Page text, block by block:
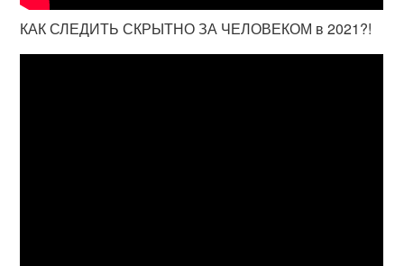
КАК СЛЕДИТЬ СКРЫТНО ЗА ЧЕЛОВЕКОМ в 2021?!